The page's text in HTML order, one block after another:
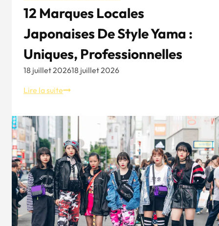
12 Marques Locales
Japonaises De Style Yama :
Uniques, Professionnelles
18 juillet 202618 juillet 2026
Lire la suite12
locales
japonaises
de
style
Yama
:
uniques,
professionnelles